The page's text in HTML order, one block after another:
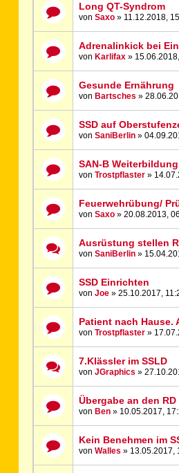
Long QT-Syndrom
vonSaxo » 11.12.2018,
Adrenalinkick bei
von Karlifax »
Gesunde Ernährung
von Bartsches »
SSD auf
vonSaniBerlin »
SAN-B
vonTrostpflaster »
Feuerwehrübung/
vonSaxo » 20.08.2013,
Ausrüstung stellen
vonSaniBerlin »
SSD Einrichten
vonJoe » 25.10.2017,
Patient nach Hause.
vonTrostpflaster »
7.Klässler im SSLD
vonJGraphics »
Übergabe an den RD
von Ben » 10.05.2017,
Kein Benehmen im
vonWalles » 13.05.2017,